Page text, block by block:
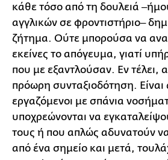
κάθε τόσο από τη δουλειά
αγγλικών σε φροντιστήριο‒
ζήτημα. Ούτε μπορούσα να
εκείνες το απόγευμα, γιατί
που με εξαντλούσαν. Εν τέλει,
πρόωρη συνταξιοδότηση. Είναι
εργαζόμενοι με σπάνια
υποχρεώνονται να
τους ή που απλώς αδυνατούν
από ένα σημείο και μετά,